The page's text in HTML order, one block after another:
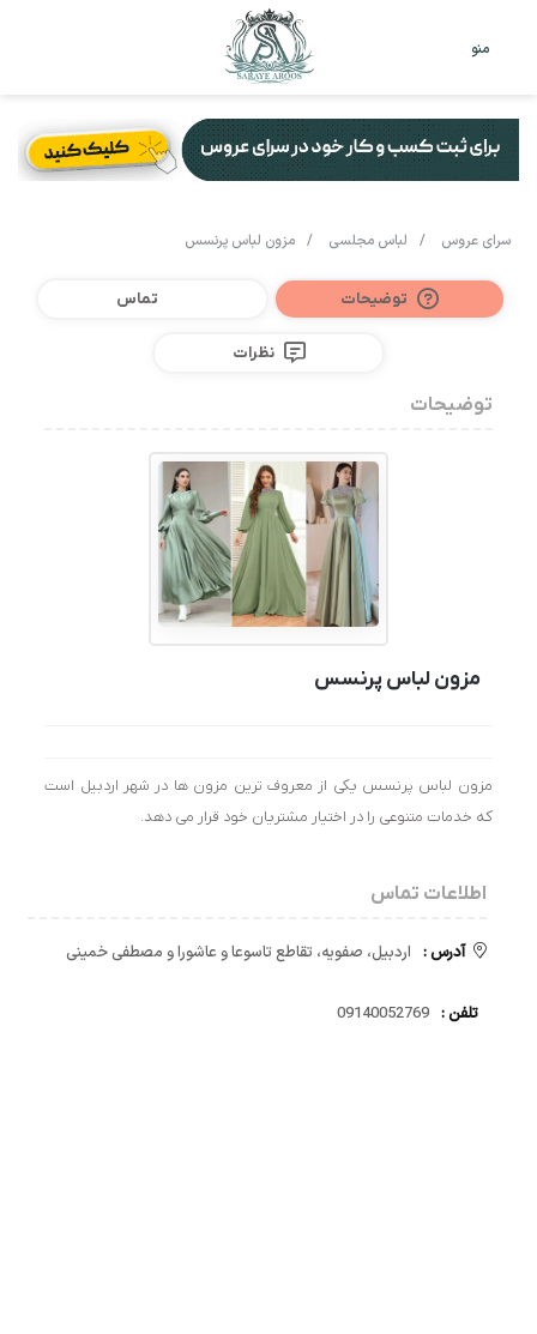
منو
سرای عروس / لباس مجلسی / مزون لباس پرنسس
توضیحات تماس
نظرات
توضیحات
مزون لباس پرنسس
مزون لباس پرنسس یکی از معروف ترین مزون ها در شهر اردبیل است
که خدمات متنوعی را در اختیار مشتریان خود قرار می دهد.
اطلاعات تماس
آدرس : اردبیل، صفویه، تقاطع تاسوعا و عاشورا و مصطفی خمینی
تلفن : 09140052769